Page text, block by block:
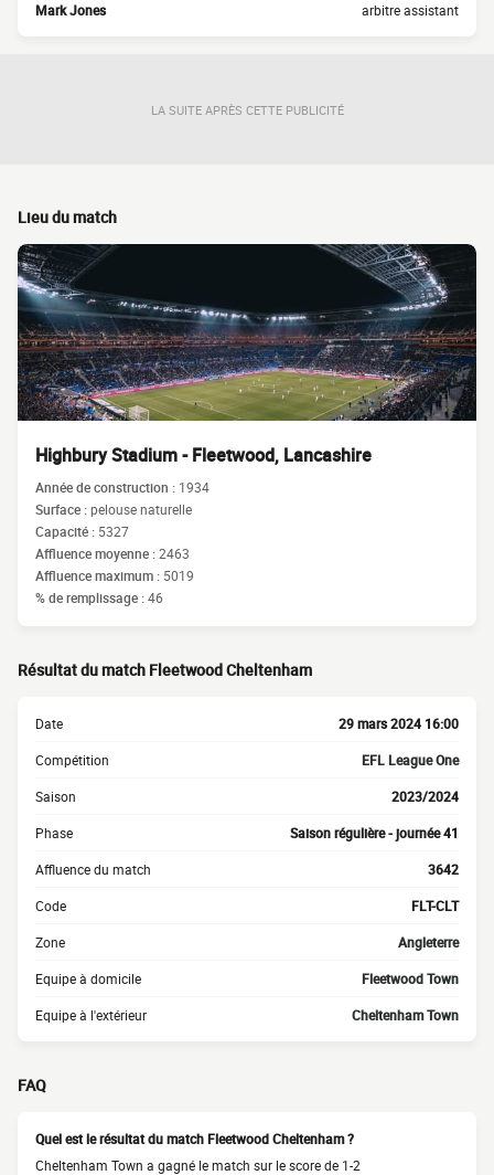
Mark Jones arbitre assistant
LA SUITE APRÈS CETTE PUBLICITÉ
Lieu du match
Highbury Stadium - Fleetwood, Lancashire
Année de construction : 1934
Surface :pelouse naturelle
Capacité : 5327
Affluence moyenne :2463
Affluence maximum : 5019
% de remplissage :46
Résultat du match Fleetwood Cheltenham
Date 29 mars 2024 16:00
Compétition EFL League One
Saison 2023/2024
Phase Saison régulière - journée 41
Affluence du match 3642
Code FLT-CLT
Zone Angleterre
Equipe à domicile Fleetwood Town
Equipe à l'extérieur Cheltenham Town
FAQ
Quel est le résultat du match Fleetwood Cheltenham ?
Cheltenham Town a gagné le match sur le score de 1-2